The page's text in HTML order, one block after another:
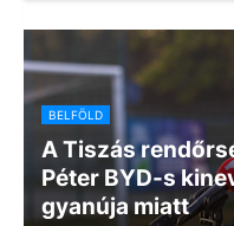
BELFÖLD
A Tiszás
Péter BYD-s
gyanúja miatt